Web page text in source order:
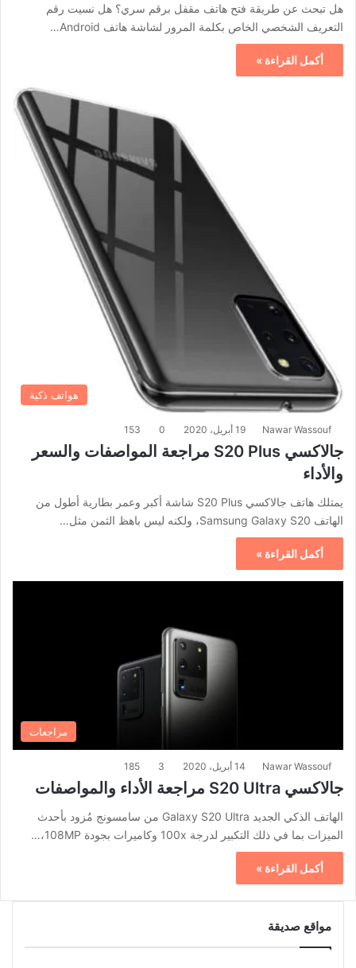
هل تبحث عن طريقة فتح هاتف مقفل برقم سري؟ هل نسيت رقم
التعريف الشخصي الخاص بكلمة المرور لشاشة هاتف Android…
أكمل القراءة »
هواتف ذكية
Nawar Wassouf 19 أبريل، 2020 0
153
جالاكسي S20 Plus مراجعة المواصفات والسعر
والأداء
يمتلك هاتف جالاكسي S20 Plus شاشة أكبر وعمر بطارية أطول من
الهاتف Samsung Galaxy S20، ولكنه ليس باهظ الثمن مثل…
أكمل القراءة »
مراجعات
Nawar Wassouf 14 أبريل، 2020 3
185
جالاكسي S20 Ultra مراجعة الأداء والمواصفات
الهاتف الذكي الجديد Galaxy S20 Ultra من سامسونج مُزود بأحدث
الميزات بما في ذلك التكبير لدرجة 100x وكاميرات بجودة 108MP،…
أكمل القراءة »
مواقع صديقة